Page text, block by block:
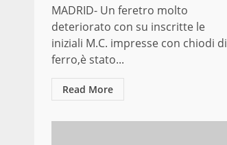
MADRID- Un feretro molto
deteriorato con su inscritte le
iniziali M.C. impresse con chiodi di
ferro,è stato...
Read More